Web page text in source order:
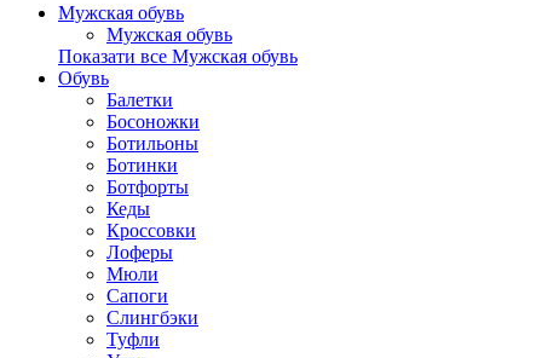
Мужская обувь
Мужская обувь
Показати все Мужская обувь
Обувь
Балетки
Босоножки
Ботильоны
Ботинки
Ботфорты
Кеды
Кроссовки
Лоферы
Мюли
Сапоги
Слингбэки
Туфли